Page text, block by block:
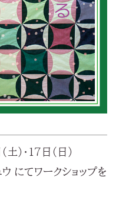
）・17日（日）
にてワークショップを